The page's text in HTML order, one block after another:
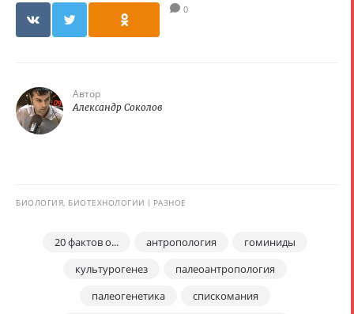
0
Автор
Александр Соколов
БИОЛОГИЯ, БИОТЕХНОЛОГИИ РАЗНОЕ
20 фактов о... антропология
гоминиды
культурогенез
палеоантропология
палеогенетика
спискомания